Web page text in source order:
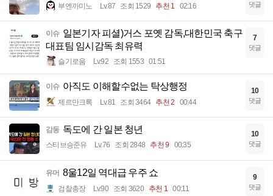
부엔까미노 Lv.87 조회 1529 추천 1 02:16 댓글
이슈 일본기자 피셜)거스 포옛 감독,대한민국 축구
대표팀 임시감독 최유력
슬기로움 Lv.92 조회 1553 01:51
7
댓글
이슈 아직도 이해할수없는 탁상행정
제르만크록 Lv.81 조회 3464 추천 2 00:44
10
댓글
감동 독도에 간 일본 청년
스티브승준유 Lv.76 조회 2848 추천 9 00:35
10
댓글
유머 8울12일 역대급 우주 쇼
검찰총장 Lv.90 조회 3620 추천 1 00:11
9
댓글